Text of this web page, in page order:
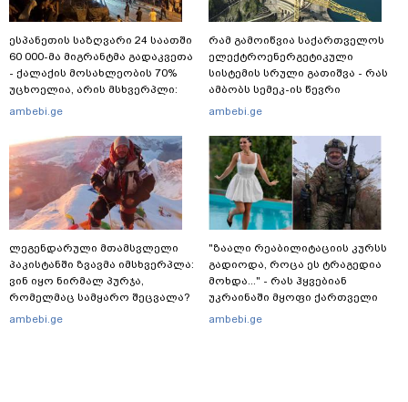
ესპანეთის საზღვარი 24 საათში
60 000-მა მიგრანტმა გადაკვეთა
- ქალაქის მოსახლეობის 70%
უცხოელია, არის მსხვერპლი:
ბოლო ცნობები სეუტადან,
გასვლის ეშინიათ
ambebi.ge
ლეგენდარული მთამსვლელი
პაკისტანში ზვავმა იმსხვერპლა:
ვინ იყო ნირმალ პურჯა,
რომელმაც სამყარო შეცვალა?
ambebi.ge
რამ გამოიწვია საქართველოს
ელექტროენერგეტიკული
სისტემის სრული გათიშვა - რას
ამბობს სემეკ-ის წევრი
ambebi.ge
"ზაალი რეაბილიტაციის კურსს
გადიოდა, როცა ეს ტრაგედია
მოხდა..." - რას ჰყვებიან
უკრაინაში მყოფი ქართველი
მებრძოლები
ambebi.ge